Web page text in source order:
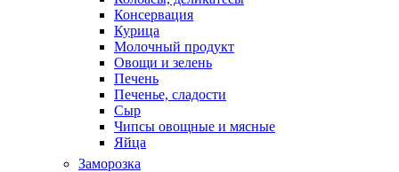
Консервация
Курица
Молочный продукт
Овощи и зелень
Печень
Печенье, сладости
Сыр
Чипсы овощные и мясные
Яйца
Заморозка